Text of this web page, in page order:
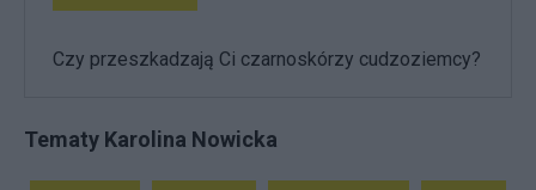
Czy przeszkadzają Ci czarnoskórzy cudzoziemcy?
Tematy Karolina Nowicka